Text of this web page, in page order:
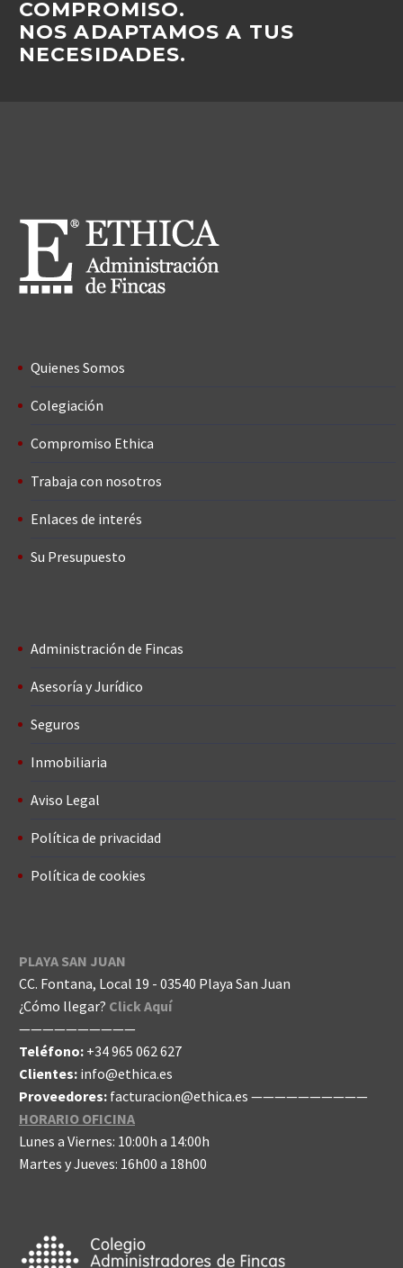
COMPROMISO.
NOS ADAPTAMOS A TUS
NECESIDADES.
Quienes Somos
Colegiación
Compromiso Ethica
Trabaja con nosotros
Enlaces de interés
Su Presupuesto
Administración de Fincas
Asesoría y Jurídico
Seguros
Inmobiliaria
Aviso Legal
Política de privacidad
Política de cookies
PLAYA SAN JUAN
CC. Fontana, Local 19 - 03540 Playa San Juan
¿Cómo llegar? Click Aquí
——————————
Teléfono: +34 965 062 627
Clientes: info@ethica.es
Proveedores: facturacion@ethica.es ——————————
HORARIO OFICINA
Lunes a Viernes: 10:00h a 14:00h
Martes y Jueves: 16h00 a 18h00